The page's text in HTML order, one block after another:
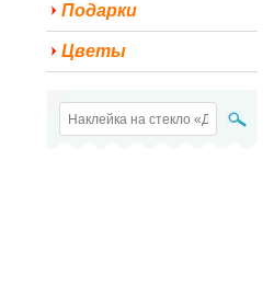
Подарки
Цветы